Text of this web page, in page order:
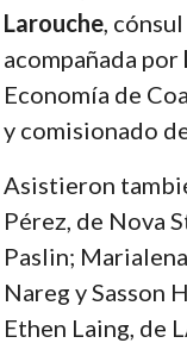
Larouche,
acompañada por
Economía de
y comisionado
Asistieron
Pérez, de Nova
Paslin;
Nareg y Sasson
Ethen Laing, de